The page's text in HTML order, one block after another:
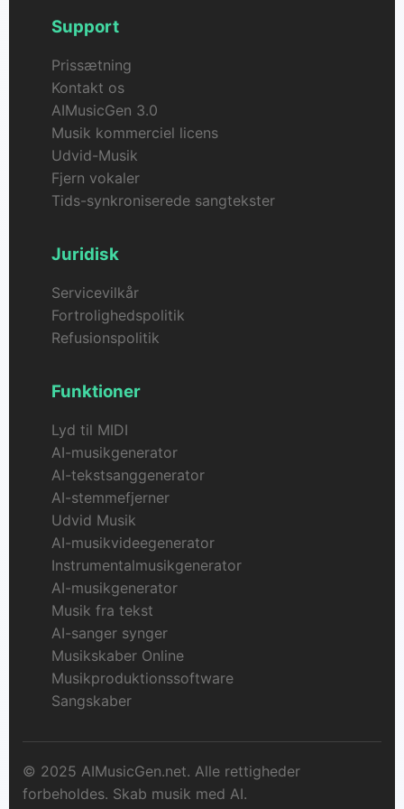
Support
Prissætning
Kontakt os
AIMusicGen 3.0
Musik kommerciel licens
Udvid-Musik
Fjern vokaler
Tids-synkroniserede sangtekster
Juridisk
Servicevilkår
Fortrolighedspolitik
Refusionspolitik
Funktioner
Lyd til MIDI
AI-musikgenerator
AI-tekstsanggenerator
AI-stemmefjerner
Udvid Musik
AI-musikvideegenerator
Instrumentalmusikgenerator
AI-musikgenerator
Musik fra tekst
AI-sanger synger
Musikskaber Online
Musikproduktionssoftware
Sangskaber
© 2025 AIMusicGen.net. Alle rettigheder
forbeholdes. Skab musik med AI.